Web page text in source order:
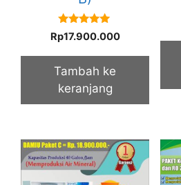
5.00
out of 5
Rp17.900.000
Tambah ke
keranjang